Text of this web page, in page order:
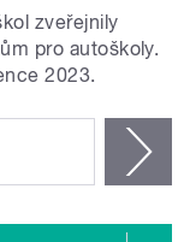
zveřejnily
pro autoškoly.
2023.